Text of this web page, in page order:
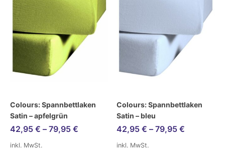
Colours: Spannbettlaken
Satin – apfelgrün
42,95 € – 79,95 €
inkl. MwSt.
Colours: Spannbettlaken
Satin – bleu
42,95 € – 79,95 €
inkl. MwSt.